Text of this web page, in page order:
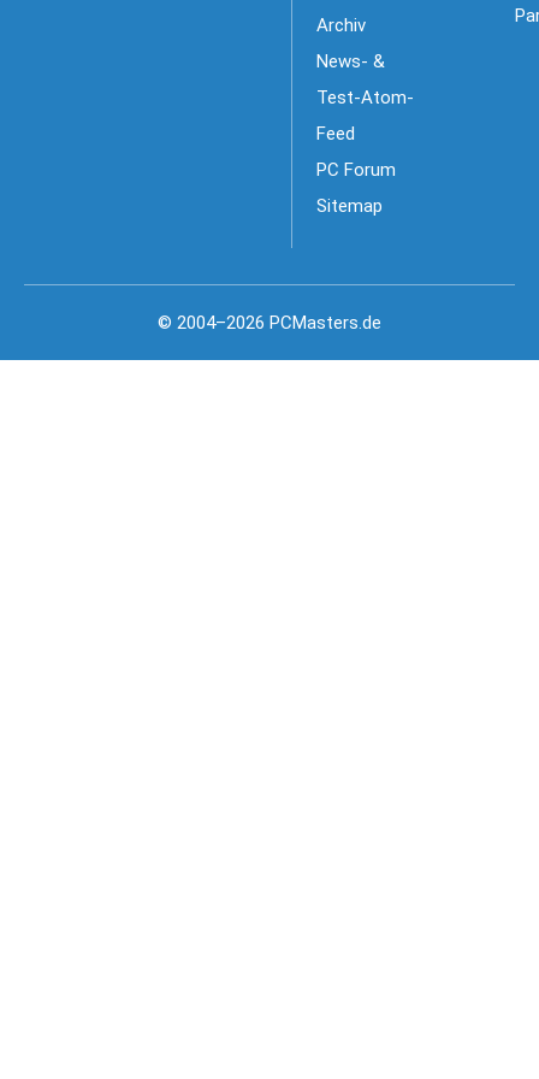
Archiv
News- &
Test-Atom-
Feed
PC Forum
Sitemap
© 2004–2026 PCMasters.de